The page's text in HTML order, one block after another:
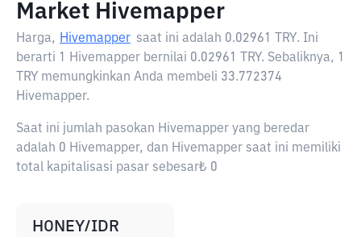
Market Hivemapper
Harga, Hivemapper saat ini adalah 0.02961 TRY. Ini
berarti 1 Hivemapper bernilai 0.02961 TRY. Sebaliknya, 1
TRY memungkinkan Anda membeli 33.772374
Hivemapper.
Saat ini jumlah pasokan Hivemapper yang beredar
adalah 0 Hivemapper, dan Hivemapper saat ini memiliki
total kapitalisasi pasar sebesar₺ 0
HONEY/IDR